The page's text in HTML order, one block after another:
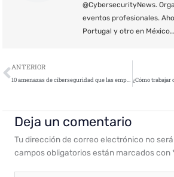
@CybersecurityNews.
eventos profesionales.
Portugal y otro en
Ant
ANTERIOR
10 amenazas de ciberseguridad que las empresas deben integrar en sus Sistemas Compliance
Deja un comentario
Tu dirección de correo electrónico no
campos obligatorios están marcados con